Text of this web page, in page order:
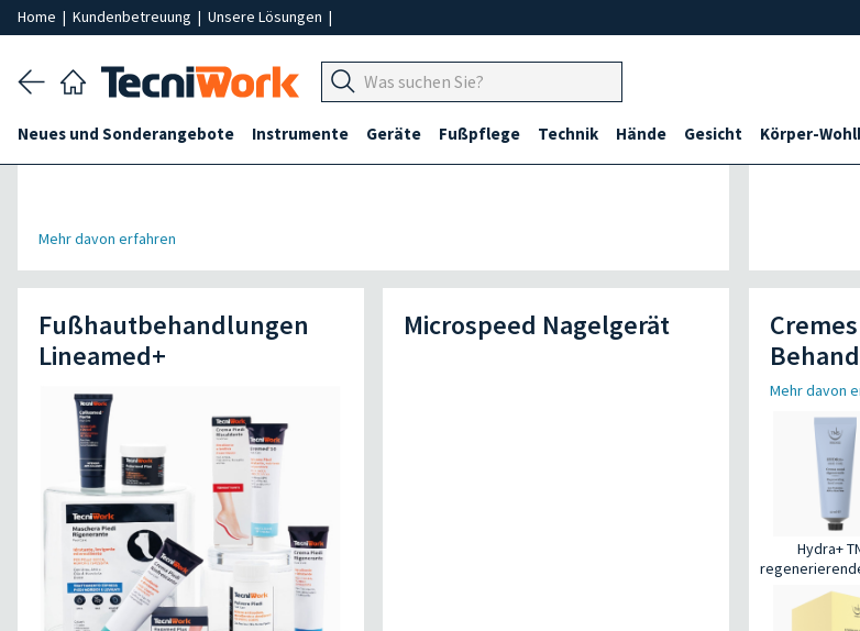
Home | Kundenbetreuung | Unsere Lösungen |
Neues und Sonderangebote Instrumente Geräte Fußpflege Technik Hände Gesicht Körper-
Mehr davon erfahren
Fußhautbehandlungen
Lineamed+
Microspeed Nagelgerät
Mehr davon
Hydra+